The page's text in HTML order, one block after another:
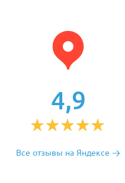
4,9
Все отзывы на Яндексе